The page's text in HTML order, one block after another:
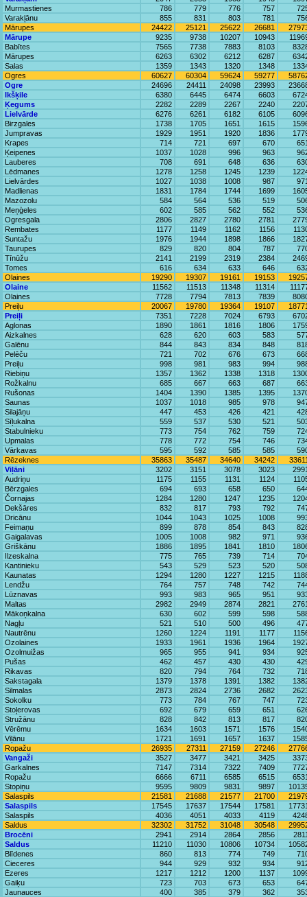
Murmastienes
786 779 776 757
Varakļānu
855 831 803 781
Mārupes
24422 25121 25622 26681
Mārupe
9235 9738 10207 10943
Babītes
7565 7738 7883 8103
Mārupes
6263 6302 6212 6287
Salas
1359 1343 1320 1348
Ogres
60627 60304 59624 59277
Ogre
24696 24411 24098 23993
Ikšķile
6380 6445 6474 6603
Ķegums
2282 2289 2267 2240
Lielvārde
6276 6261 6182 6105
Birzgales
1738 1705 1651 1615
Jumpravas
1929 1951 1920 1836
Krapes
714 721 697 670
Ķeipenes
1037 1028 996 963
Lauberes
708 691 648 636
Lēdmanes
1278 1258 1245 1239
Lielvārdes
1027 1038 1008 987
Madlienas
1831 1784 1744 1699
Mazozolu
584 564 536 519
Meņģeles
602 585 562 552
Ogresgala
2806 2827 2780 2781
Rembates
1177 1149 1162 1156
Suntažu
1976 1944 1898 1866
Taurupes
829 820 804 787
Tīnūžu
2141 2199 2319 2384
Tomes
616 634 633 646
Olaines
19290 19307 19161 19153
Olaine
11562 11513 11348 11314
Olaines
7728 7794 7813 7839
Preiļu
20067 19780 19364 19107
Preiļi
7351 7228 7024 6793
Aglonas
1890 1861 1816 1806
Aizkalnes
628 620 603 583
Galēnu
844 843 834 848
Pelēču
721 702 676 673
Preiļu
998 981 983 994
Riebiņu
1357 1362 1338 1318
Rožkalnu
685 667 663 687
Rušonas
1404 1390 1385 1395
Saunas
1037 1018 985 978
Silajāņu
447 453 426 421
Sīļukalna
559 537 530 521
Stabulnieku
773 754 762 759
Upmalas
778 772 754 746
Vārkavas
595 592 585 585
Rēzeknes
35863 35487 34640 34242
Viļāni
3202 3151 3078 3023
Audriņu
1175 1155 1131 1124
Bērzgales
694 693 658 650
Čornajas
1284 1280 1247 1235
Dekšāres
832 817 793 792
Dricānu
1044 1043 1025 1008
Feimaņu
899 878 854 843
Gaigalavas
1005 1008 982 971
Griškānu
1886 1895 1841 1810
Ilzeskalna
775 765 739 714
Kantinieku
543 529 523 520
Kaunatas
1294 1280 1227 1215
Lendžu
764 757 748 742
Lūznavas
993 983 965 951
Maltas
2982 2949 2874 2821
Mākoņkalna
630 602 599 598
Nagļu
521 510 500 496
Nautrēnu
1260 1224 1191 1177
Ozolaines
1933 1961 1936 1964
Ozolmuižas
965 955 941 934
Pušas
462 457 430 430
Rikavas
820 794 764 732
Sakstagala
1379 1378 1391 1382
Silmalas
2873 2824 2736 2682
Sokolku
773 784 767 747
Stoļerovas
692 679 659 651
Stružānu
828 842 813 817
Vērēmu
1634 1603 1571 1576
Viļānu
1721 1691 1657 1637
Ropažu
26935 27311 27159 27246
Vangaži
3527 3477 3421 3425
Garkalnes
7147 7314 7322 7409
Ropažu
6666 6711 6585 6515
Stopiņu
9595 9809 9831 9897
Salaspils
21581 21688 21577 21700
Salaspils
17545 17637 17544 17581
Salaspils
4036 4051 4033 4119
Saldus
32302 31752 31048 30548
Brocēni
2941 2914 2864 2856
Saldus
11210 11030 10806 10734
Blīdenes
860 813 774 749
Cieceres
944 929 932 934
Ezeres
1217 1212 1200 1137
Gaiķu
723 703 673 653
Jaunauces
400 385 379 362